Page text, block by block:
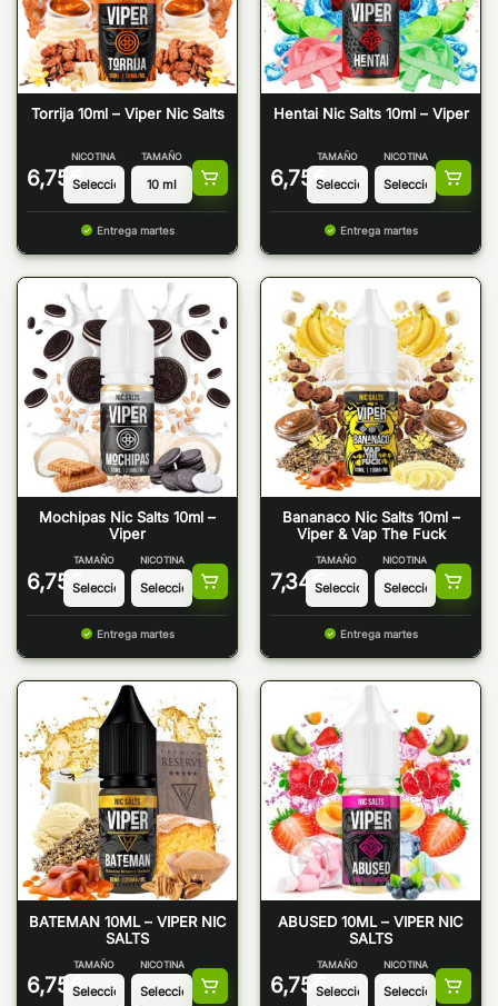
Torrija 10ml – Viper Nic Salts
6,75 €
NICOTINA TAMAÑO
Entrega martes
Hentai Nic Salts 10ml – Viper
6,75 €
TAMAÑO NICOTINA
Entrega martes
Mochipas Nic Salts 10ml –
Viper
6,75 €
TAMAÑO NICOTINA
Entrega martes
Bananaco Nic Salts 10ml –
Viper & Vap The Fuck
7,34 €
TAMAÑO NICOTINA
Entrega martes
BATEMAN 10ML – VIPER NIC
SALTS
6,75 €
TAMAÑO NICOTINA
ABUSED 10ML – VIPER NIC
SALTS
6,75 €
TAMAÑO NICOTINA